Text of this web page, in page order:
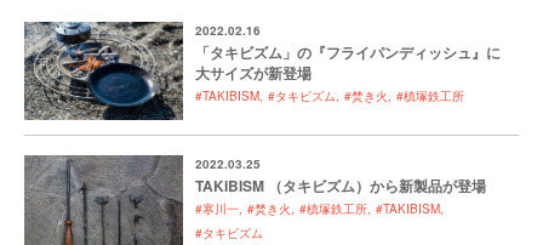
2022.02.16
「タキビズム」の『フライパンディッシュ』に
大サイズが新登場
#TAKIBISM #タキビズム #焚き火 #槙塚鉄工所
2022.03.25
TAKIBISM （タキビズム）から新製品が登場
#寒川一 #焚き火 #槙塚鉄工所 #TAKIBISM
#タキビズム